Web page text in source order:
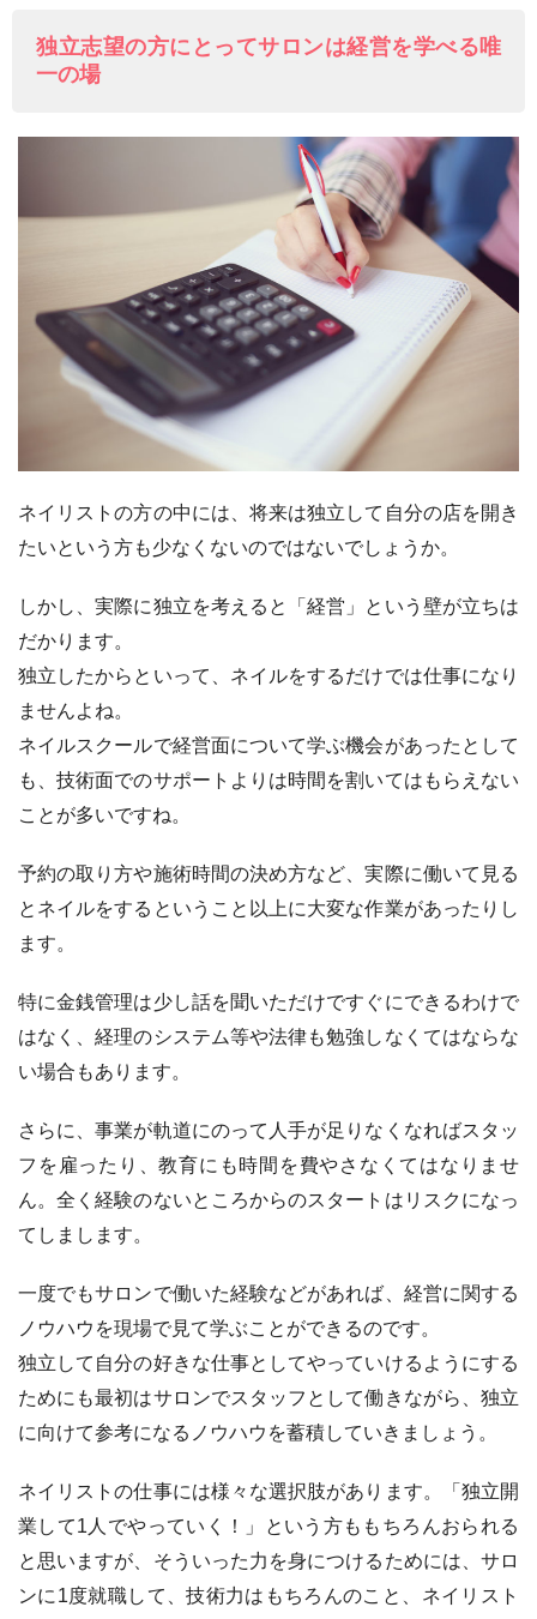
独立志望の方にとってサロンは経営を学べる唯
一の場
ネイリストの方の中には、将来は独立して自分の店を開き
たいという方も少なくないのではないでしょうか。
しかし、実際に独立を考えると「経営」という壁が立ちは
だかります。
独立したからといって、ネイルをするだけでは仕事になり
ませんよね。
ネイルスクールで経営面について学ぶ機会があったとして
も、技術面でのサポートよりは時間を割いてはもらえない
ことが多いですね。
予約の取り方や施術時間の決め方など、実際に働いて見る
とネイルをするということ以上に大変な作業があったりし
ます。
特に金銭管理は少し話を聞いただけですぐにできるわけで
はなく、経理のシステム等や法律も勉強しなくてはならな
い場合もあります。
さらに、事業が軌道にのって人手が足りなくなればスタッ
フを雇ったり、教育にも時間を費やさなくてはなりませ
ん。全く経験のないところからのスタートはリスクになっ
てしまします。
一度でもサロンで働いた経験などがあれば、経営に関する
ノウハウを現場で見て学ぶことができるのです。
独立して自分の好きな仕事としてやっていけるようにする
ためにも最初はサロンでスタッフとして働きながら、独立
に向けて参考になるノウハウを蓄積していきましょう。
ネイリストの仕事には様々な選択肢があります。「独立開
業して1人でやっていく！」という方ももちろんおられる
と思いますが、そういった力を身につけるためには、サロ
ンに1度就職して、技術力はもちろんのこと、ネイリスト